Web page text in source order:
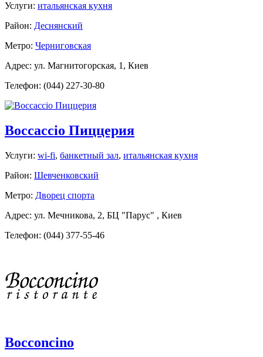
Услуги: итальянская кухня
Район: Деснянский
Метро: Черниговская
Адрес: ул. Магнитогорская, 1, Киев
Телефон: (044) 227-30-80
Boccaccio Пиццерия
Услуги: wi-fi, банкетный зал, итальянская кухня
Район: Шевченковский
Метро: Дворец спорта
Адрес: ул. Мечникова, 2, БЦ "Парус" , Киев
Телефон: (044) 377-55-46
Bocconcino